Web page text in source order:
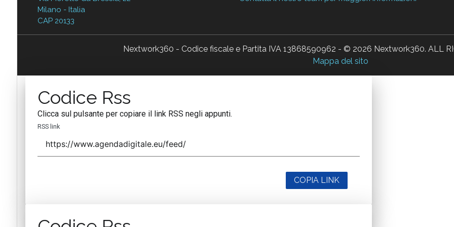
Milano - Italia
CAP 20133
Nextwork360 - Codice fiscale e Partita IVA 13868590962 - © 2026 Nextwork360. ALL
Mappa del sito
Codice Rss
Clicca sul pulsante per copiare il link RSS negli appunti.
RSS link
COPIA LINK